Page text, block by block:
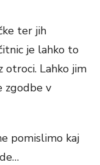
ter jih
je lahko to
otroci. Lahko jim
zgodbe v
pomislimo kaj